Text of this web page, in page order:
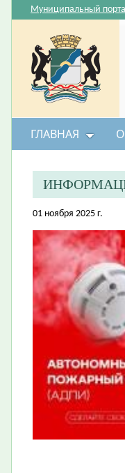
Муниципальный
ГЛАВНАЯ
01 ноября 2025 г.